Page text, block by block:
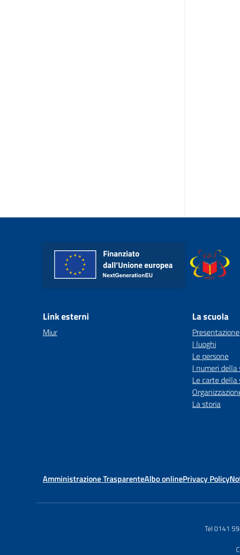
Link esterni
Miur
La scuola
Presentazione
I luoghi
Le persone
I numeri della
Le carte della
La storia
Amministrazione TrasparenteAlbo onlinePrivacy Policy
Tel 0141